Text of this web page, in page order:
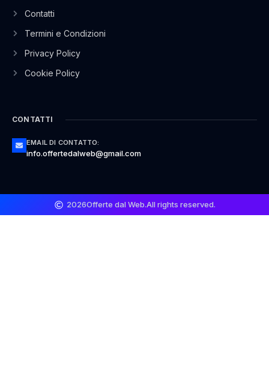
Contatti
Termini e Condizioni
Privacy Policy
Cookie Policy
CONTATTI
EMAIL DI CONTATTO:
info.offertedalweb@gmail.com
2026Offerte dal Web.All rights reserved.